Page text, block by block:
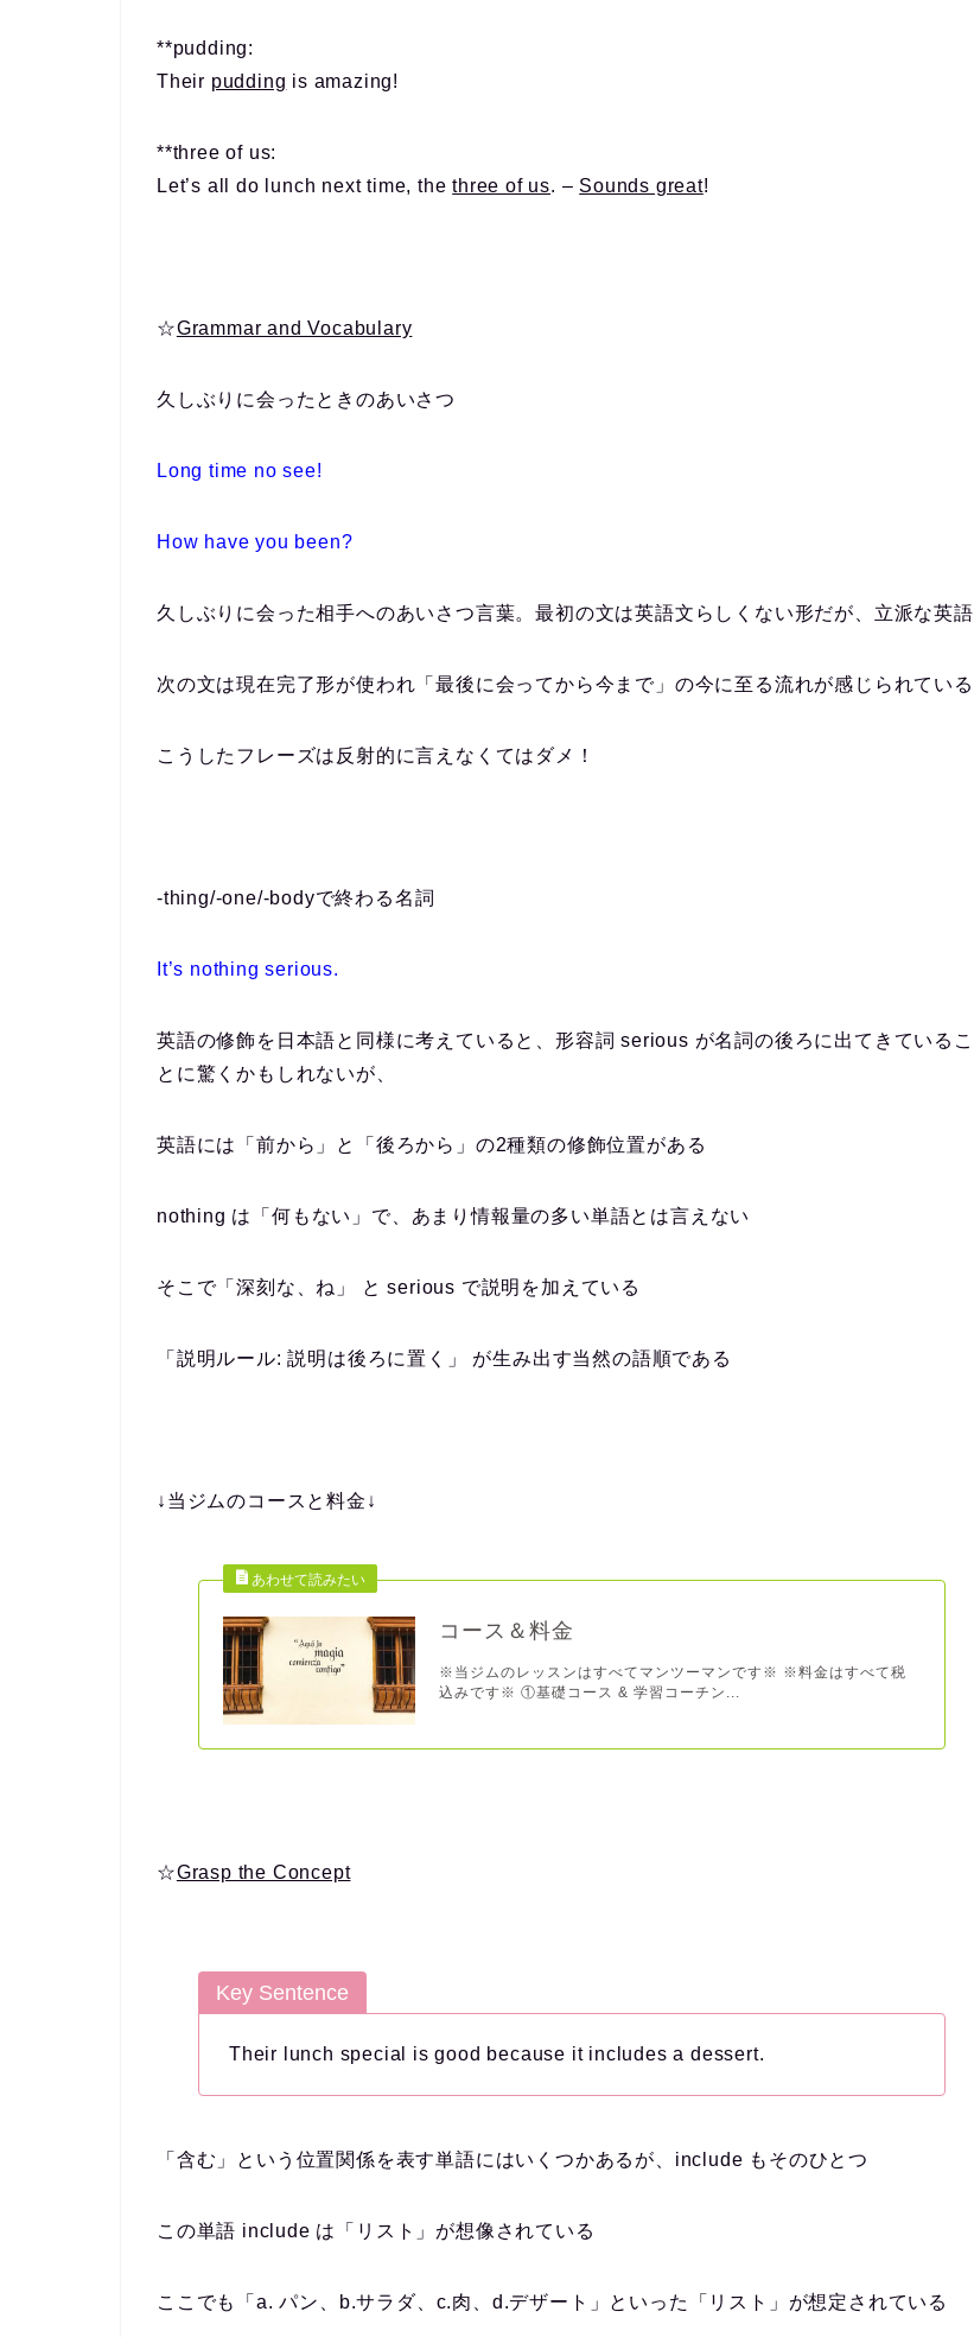
**pudding:
Their pudding is amazing!
**three of us:
Let’s all do lunch next time, thethree of us. – Sounds great!
☆Grammar and Vocabulary
久しぶりに会ったときのあいさつ
Long time no see!
How have you been?
久しぶりに会った相手へのあいさつ言葉。最初の文は英語文らしくない形だが、立派な英語
次の文は現在完了形が使われ「最後に会ってから今まで」の今に至る流れが感じられている
こうしたフレーズは反射的に言えなくてはダメ！
-thing/-one/-bodyで終わる名詞
It’s nothing serious.
英語の修飾を日本語と同様に考えていると、形容詞 serious が名詞の後ろに出てきているこ
とに驚くかもしれないが、
英語には「前から」と「後ろから」の2種類の修飾位置がある
nothing は「何もない」で、あまり情報量の多い単語とは言えない
そこで「深刻な、ね」 と serious で説明を加えている
「説明ルール: 説明は後ろに置く」 が生み出す当然の語順である
↓当ジムのコースと料金↓
コース＆料金
※当ジムのレッスンはすべてマンツーマンです※ ※料金はすべて税
込みです※ ①基礎コース & 学習コーチン...
☆Grasp the Concept
Key Sentence
Their lunch special is good because it includes a dessert.
「含む」という位置関係を表す単語にはいくつかあるが、include もそのひとつ
この単語 include は「リスト」が想像されている
ここでも「a. パン、b.サラダ、c.肉、d.デザート」といった「リスト」が想定されている